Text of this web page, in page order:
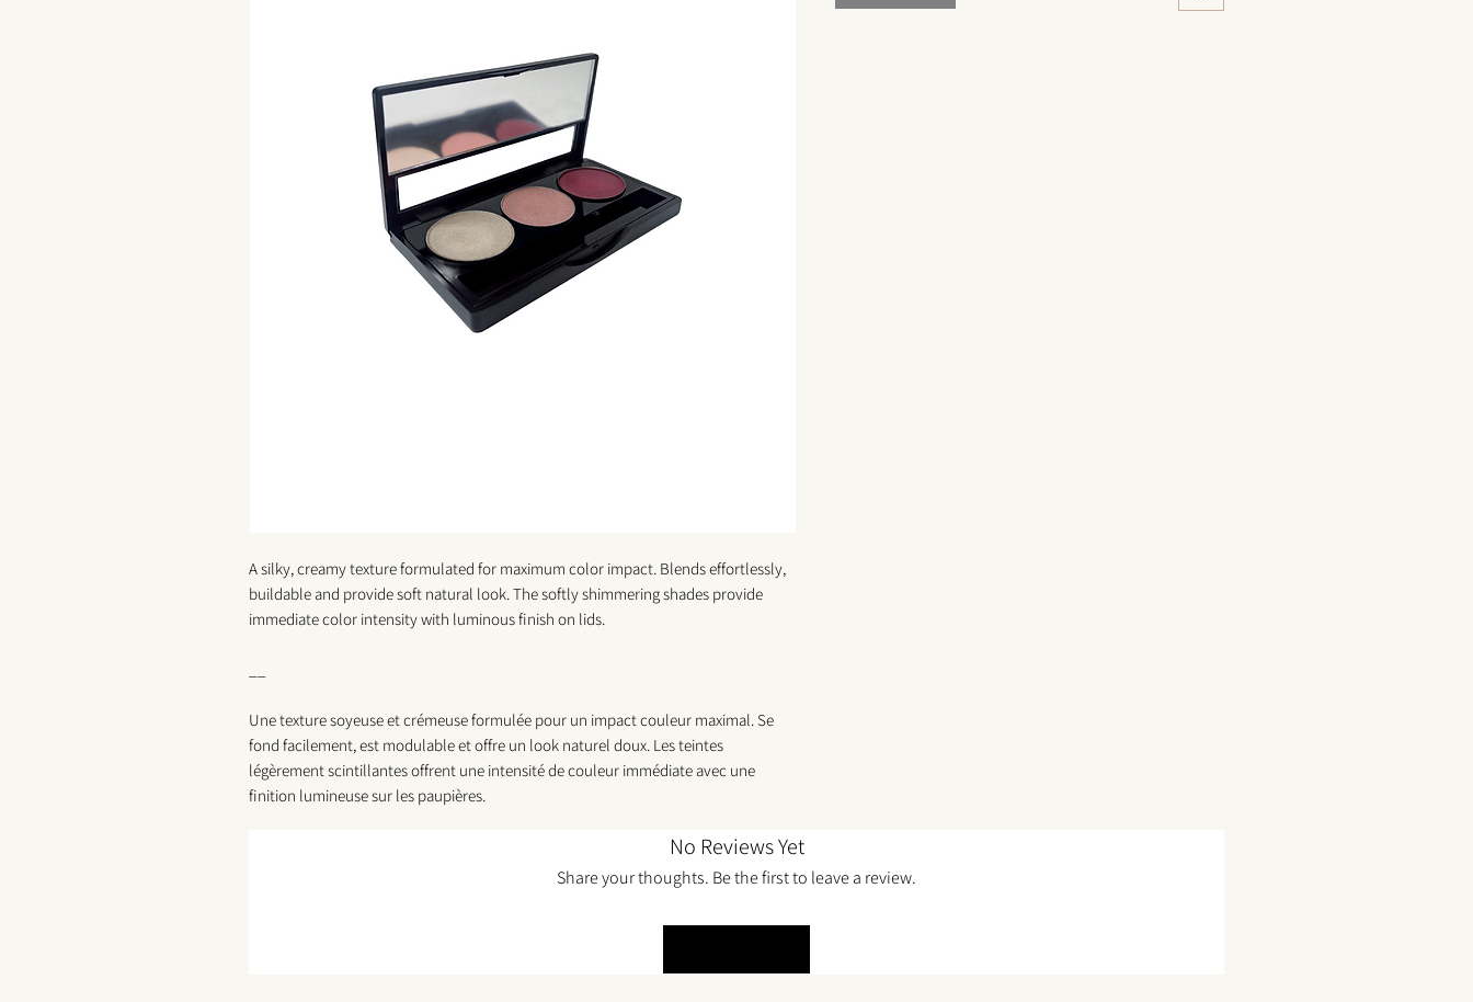
A silky, creamy texture formulated for maximum color impact. Blends effortlessly,
buildable and provide soft natural look. The softly shimmering shades provide
immediate color intensity with luminous finish on lids.
Une texture soyeuse et crémeuse formulée pour un impact couleur maximal. Se
fond facilement, est modulable et offre un look naturel doux. Les teintes
légèrement scintillantes offrent une intensité de couleur immédiate avec une
finition lumineuse sur les paupières.
No Reviews Yet
Share your thoughts. Be the first to leave a review.